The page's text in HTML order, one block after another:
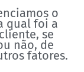
o
qual foi a
se
não, de
fatores.